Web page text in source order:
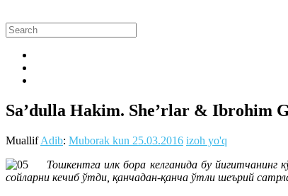
Sa’dulla Hakim. She’rlar & Ibrohim
MuallifAdib: Muborak kun 25.03.2016 izoh yo'q
Тошкентга илк бора келганида бу
сойларни кечиб ўтди, қанчадан-қанча ўтли шеърий